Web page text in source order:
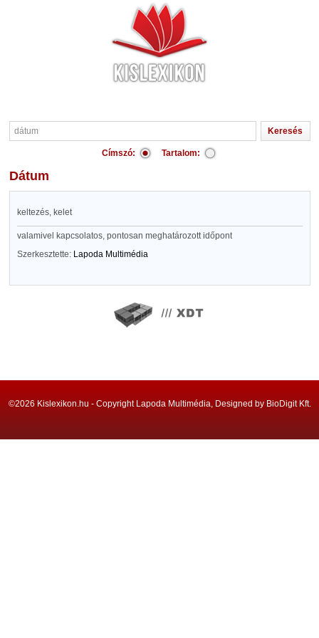
Címszó: Tartalom:
dátum
keltezés, kelet
valamivel kapcsolatos, pontosan meghatározott időpont
Szerkesztette: Lapoda Multimédia
©2026 Kislexikon.hu - Copyright Lapoda Multimédia, Designed by BioDigit Kft.